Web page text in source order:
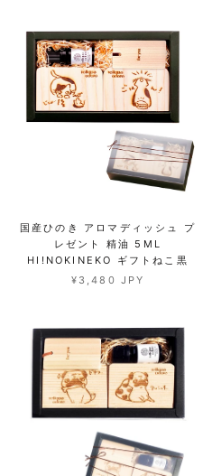
国産ひのき アロマディッシュ プ
レゼント 精油 5ML
HI!NOKINEKO ギフトねこ黒
¥3,480 JPY